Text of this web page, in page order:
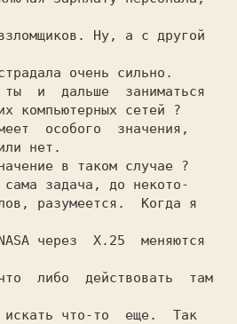
Ну, а с другой
очень сильно.
ты  и  дальше  заниматься
компьютерных сетей ?
особого  значения,
нет.
в таком случае ?
задача, до некото-
разумеется.  Когда я
через  X.25  меняются
либо  действовать  там
искать что-то  еще.  Так